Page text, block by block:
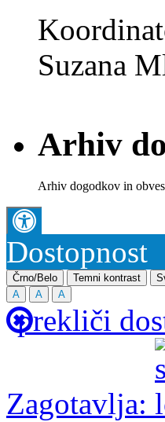
Suzana
Arhiv
Arhiv dogodkov in
Dostopnost
Črno/Belo Temni kontrast
A
A A
prekliči
Zagotavlja: